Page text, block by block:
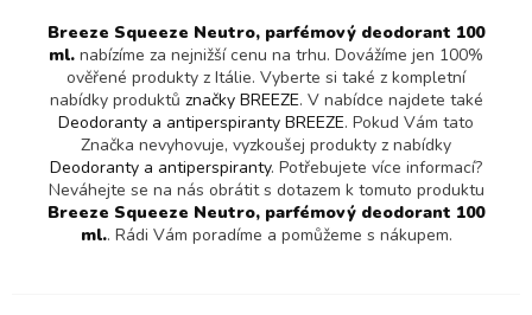
Breeze Squeeze Neutro, parfémový deodorant 100
ml. nabízíme za nejnižší cenu na trhu. Dovážíme jen 100%
ověřené produkty z Itálie. Vyberte si také z kompletní
nabídky produktů značky BREEZE. V nabídce najdete také
Deodoranty a antiperspiranty BREEZE. Pokud Vám tato
Značka nevyhovuje, vyzkoušej produkty z nabídky
Deodoranty a antiperspiranty. Potřebujete více informací?
Neváhejte se na nás obrátit s dotazem k tomuto produktu
Breeze Squeeze Neutro, parfémový deodorant 100
ml.. Rádi Vám poradíme a pomůžeme s nákupem.